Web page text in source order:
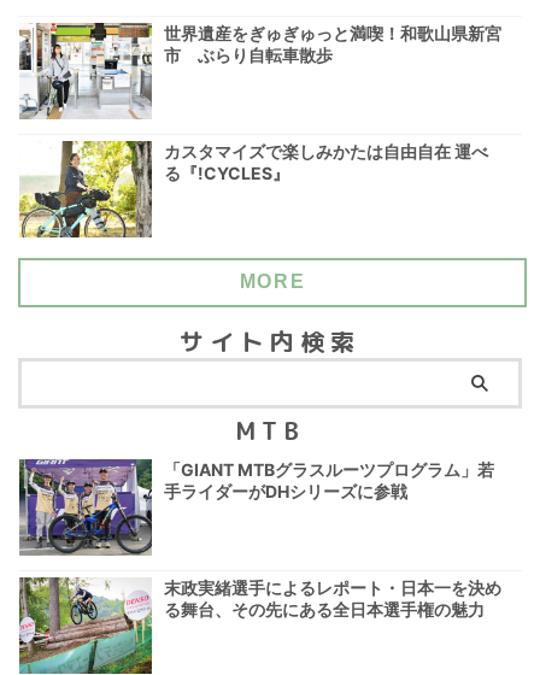
世界遺産をぎゅぎゅっと満喫！和歌山県新宮
市 ぶらり自転車散歩
カスタマイズで楽しみかたは自由自在 運べ
る『!CYCLES』
MORE
サイト内検索
MTB
「GIANT MTBグラスルーツプログラム」若
手ライダーがDHシリーズに参戦
末政実緒選手によるレポート・日本一を決め
る舞台、その先にある全日本選手権の魅力